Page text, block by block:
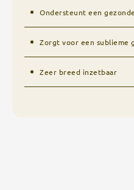
Ondersteunt een
Zorgt voor een sublieme
Zeer breed inzetbaar